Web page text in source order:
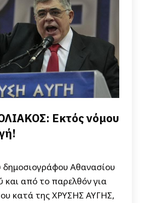
Εκτός νόμου
Αθανασίου
και από το παρελθόν για
κατά της ΧΡΥΣΗΣ ΑΥΓΗΣ,